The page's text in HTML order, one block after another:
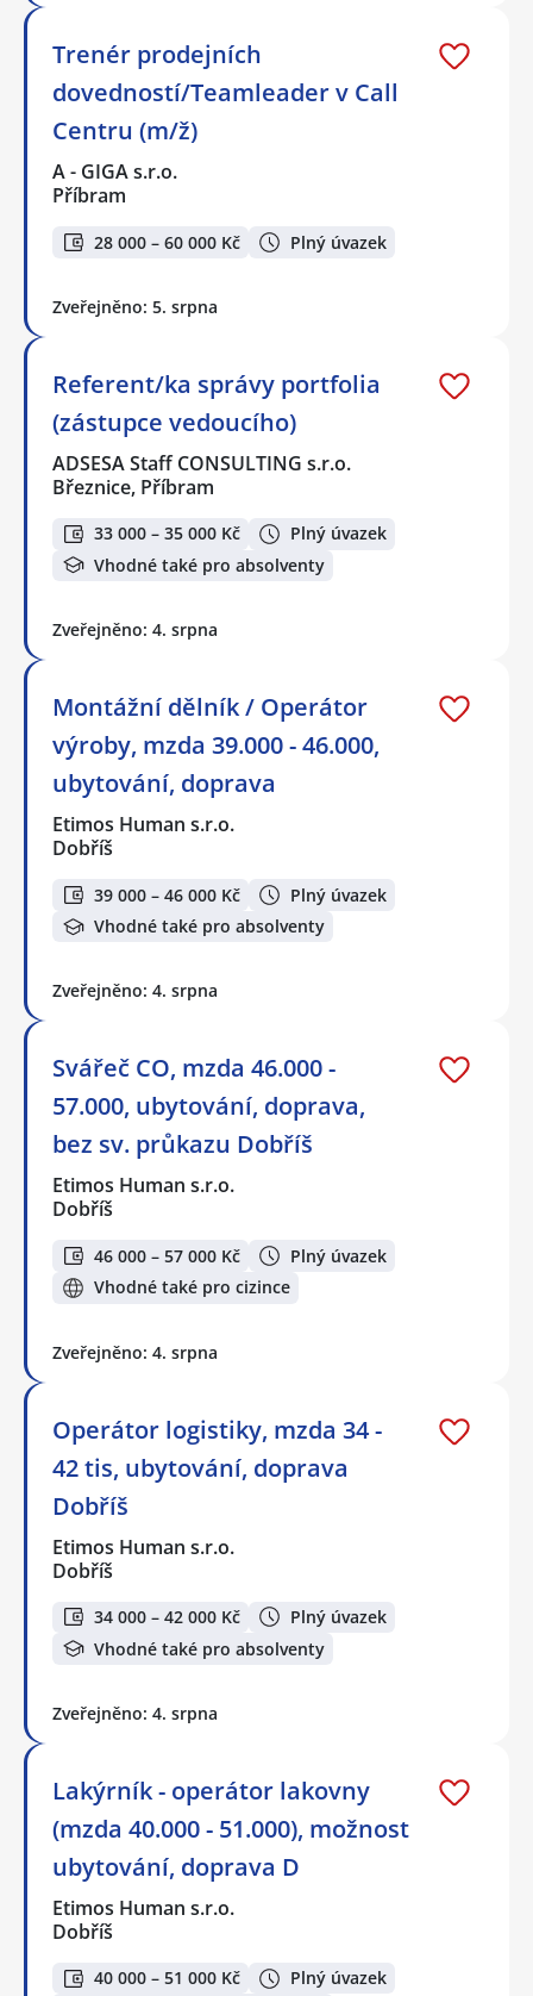
Trenér prodejních
dovedností/Teamleader v Call
Centru (m/ž)
A - GIGA s.r.o.
Příbram
28 000 – 60 000 Kč Plný úvazek
Zveřejněno: 5. srpna
Referent/ka správy portfolia
(zástupce vedoucího)
ADSESA Staff CONSULTING s.r.o.
Březnice, Příbram
33 000 – 35 000 Kč
Plný úvazek
Vhodné také pro absolventy
Zveřejněno: 4. srpna
Montážní dělník / Operátor
výroby, mzda 39.000 - 46.000,
ubytování, doprava
Etimos Human s.r.o.
Dobříš
39 000 – 46 000 Kč
Plný úvazek
Vhodné také pro absolventy
Zveřejněno: 4. srpna
Svářeč CO, mzda 46.000 -
57.000, ubytování, doprava,
bez sv. průkazu Dobříš
Etimos Human s.r.o.
Dobříš
46 000 – 57 000 Kč
Plný úvazek
Vhodné také pro cizince
Zveřejněno: 4. srpna
Operátor logistiky, mzda 34 -
42 tis, ubytování, doprava
Dobříš
Etimos Human s.r.o.
Dobříš
34 000 – 42 000 Kč
Plný úvazek
Vhodné také pro absolventy
Zveřejněno: 4. srpna
Lakýrník - operátor lakovny
(mzda 40.000 - 51.000), možnost
ubytování, doprava D
Etimos Human s.r.o.
Dobříš
40 000 – 51 000 Kč
Plný úvazek